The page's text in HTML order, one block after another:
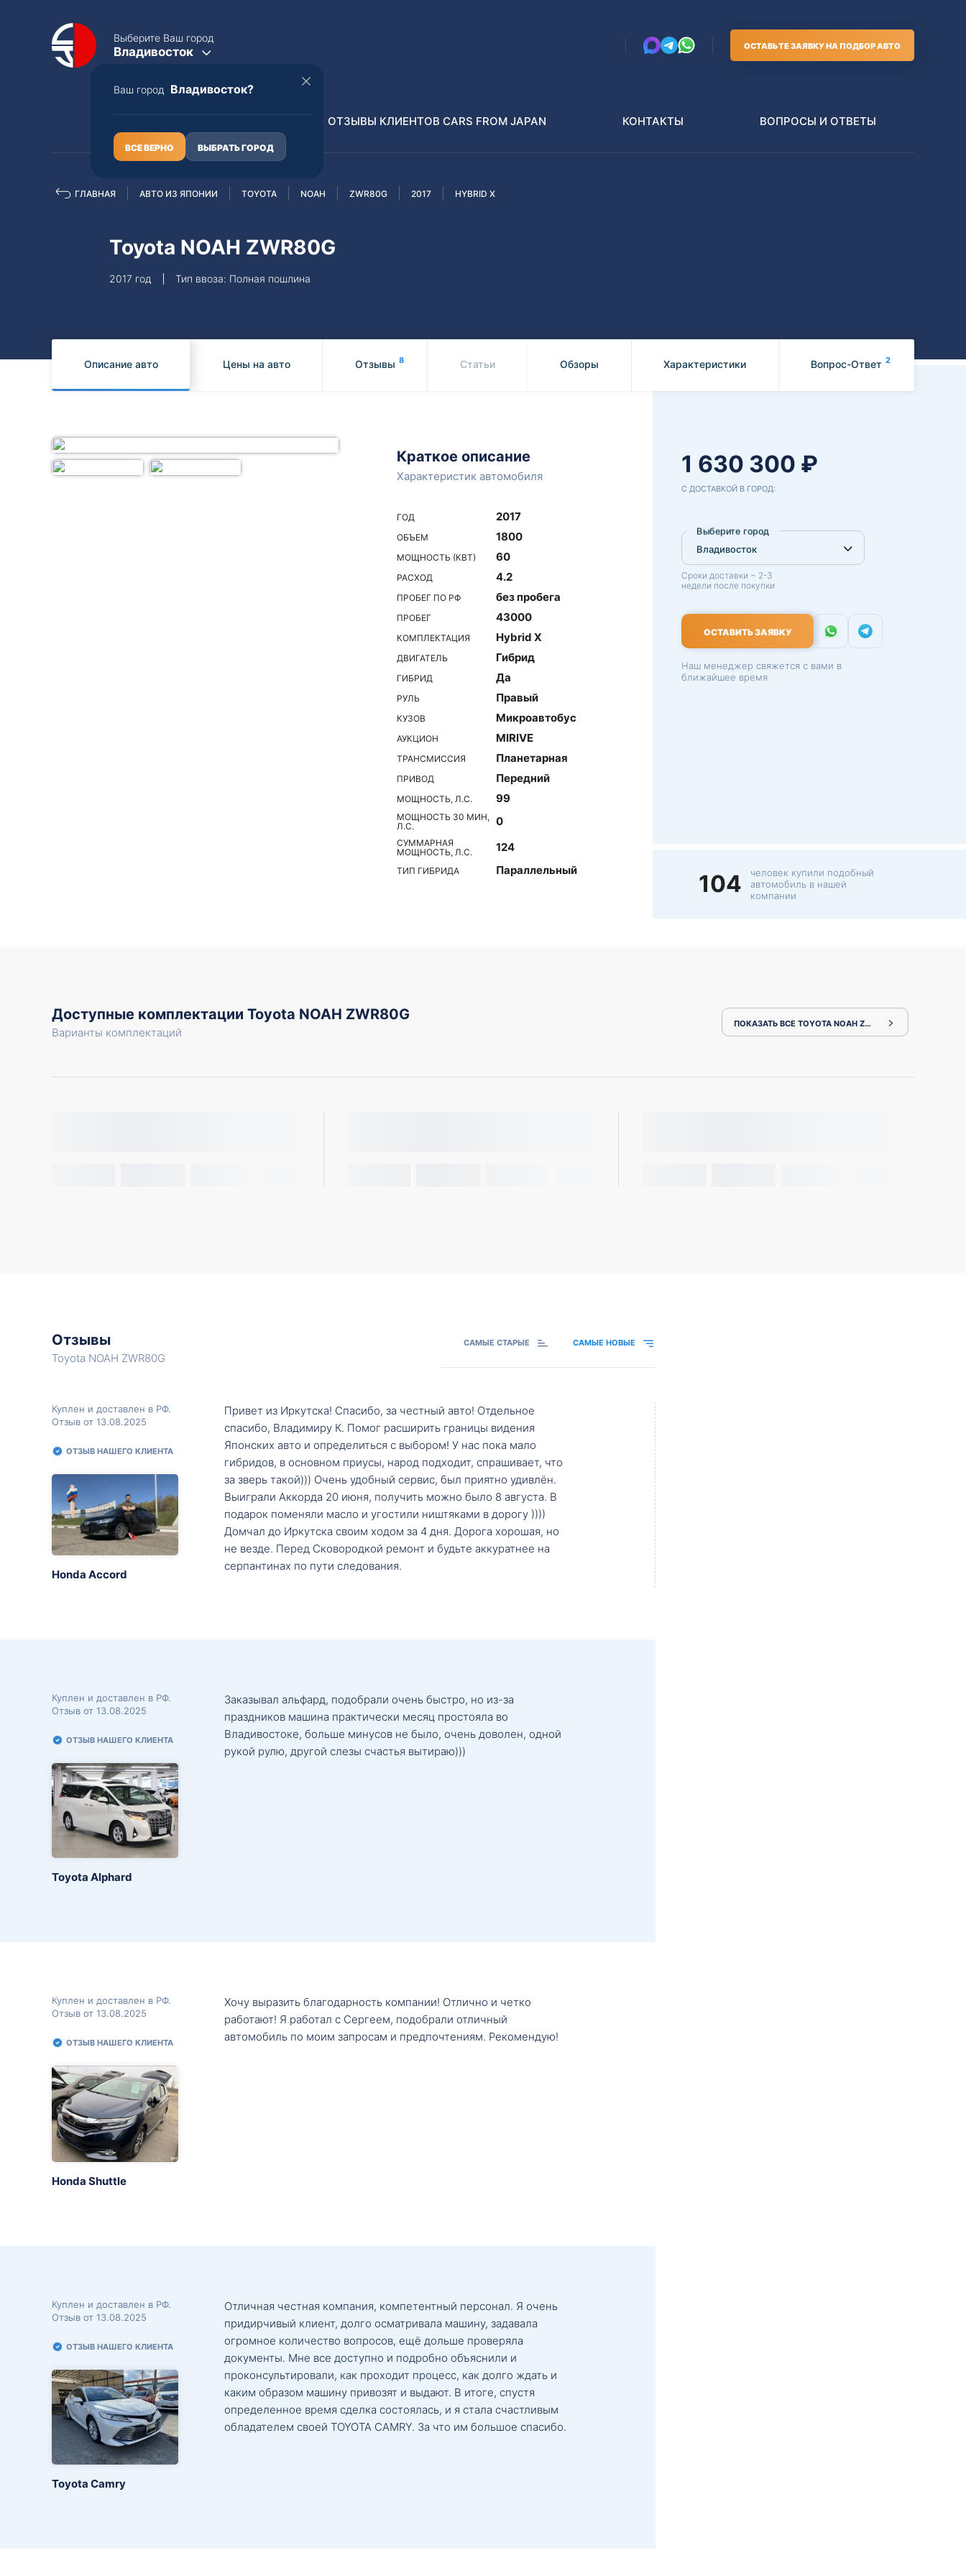
Выберите Ваш город
Владивосток
Ваш город Владивосток?
ВСЕ ВЕРНО ВЫБРАТЬ ГОРОД
ОСТАВЬТЕ ЗАЯВКУ НА ПОДБОР АВТО
Полная пошлина
Subaru
Распилы и конструкторы
ОТЗЫВЫ КЛИЕНТОВ CARS FROM JAPAN КОНТАКТЫ ВОПРОСЫ И ОТВЕТЫ
ГЛАВНАЯ АВТО ИЗ ЯПОНИИ TOYOTA NOAH ZWR80G 2017 HYBRID X
Toyota NOAH ZWR80G
2017 год Тип ввоза: Полная пошлина
Описание авто Цены на авто Отзывы 8 Статьи Обзоры Характеристики Вопрос-Ответ 2
Краткое описание
Характеристик автомобиля
ГОД 2017
ОБЪЕМ 1800
МОЩНОСТЬ (КВТ) 60
РАСХОД 4.2
ПРОБЕГ ПО РФ без пробега
ПРОБЕГ 43000
КОМПЛЕКТАЦИЯ Hybrid X
ДВИГАТЕЛЬ Гибрид
ГИБРИД Да
РУЛЬ Правый
КУЗОВ Микроавтобус
АУКЦИОН MIRIVE
ТРАНСМИССИЯ Планетарная
ПРИВОД Передний
МОЩНОСТЬ, Л.С. 99
МОЩНОСТЬ 30 МИН,
Л.С.
0
СУММАРНАЯ
МОЩНОСТЬ, Л.С.
124
ТИП ГИБРИДА Параллельный
1 630 300 ₽
С ДОСТАВКОЙ В ГОРОД:
Выберите город
Сроки доставки ~ 2-3
недели после покупки
ОСТАВИТЬ ЗАЯВКУ
Наш менеджер свяжется с вами в
ближайшее время
104
человек купили подобный
автомобиль в нашей
компании
Доступные комплектации Toyota NOAH ZWR80G
Варианты комплектаций
ПОКАЗАТЬ ВСЕ TOYOTA NOAH ZWR80G
Отзывы
Toyota NOAH ZWR80G
САМЫЕ СТАРЫЕ САМЫЕ НОВЫЕ
Куплен и доставлен в РФ.
Отзыв от 13.08.2025
ОТЗЫВ НАШЕГО КЛИЕНТА
Honda Accord
Привет из Иркутска! Спасибо, за честный авто! Отдельное
спасибо, Владимиру К. Помог расширить границы видения
Японских авто и определиться с выбором! У нас пока мало
гибридов, в основном приусы, народ подходит, спрашивает, что
за зверь такой))) Очень удобный сервис, был приятно удивлён.
Выиграли Аккорда 20 июня, получить можно было 8 августа. В
подарок поменяли масло и угостили ништяками в дорогу ))))
Домчал до Иркутска своим ходом за 4 дня. Дорога хорошая, но
не везде. Перед Сковородкой ремонт и будьте аккуратнее на
серпантинах по пути следования.
Куплен и доставлен в РФ.
Отзыв от 13.08.2025
ОТЗЫВ НАШЕГО КЛИЕНТА
Toyota Alphard
Заказывал альфард, подобрали очень быстро, но из-за
праздников машина практически месяц простояла во
Владивостоке, больше минусов не было, очень доволен, одной
рукой рулю, другой слезы счастья вытираю)))
Куплен и доставлен в РФ.
Отзыв от 13.08.2025
ОТЗЫВ НАШЕГО КЛИЕНТА
Honda Shuttle
Хочу выразить благодарность компании! Отлично и четко
работают! Я работал с Сергеем, подобрали отличный
автомобиль по моим запросам и предпочтениям. Рекомендую!
Куплен и доставлен в РФ.
Отзыв от 13.08.2025
ОТЗЫВ НАШЕГО КЛИЕНТА
Toyota Camry
Отличная честная компания, компетентный персонал. Я очень
придирчивый клиент, долго осматривала машину, задавала
огромное количество вопросов, ещё дольше проверяла
документы. Мне все доступно и подробно объяснили и
проконсультировали, как проходит процесс, как долго ждать и
каким образом машину привозят и выдают. В итоге, спустя
определенное время сделка состоялась, и я стала счастливым
обладателем своей TOYOTA CAMRY. За что им большое спасибо.